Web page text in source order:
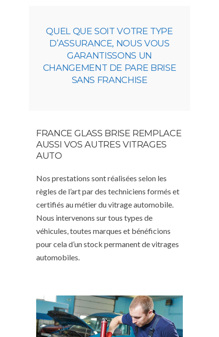
QUEL QUE SOIT VOTRE TYPE
D’ASSURANCE, NOUS VOUS
GARANTISSONS UN
CHANGEMENT DE PARE BRISE
SANS FRANCHISE
FRANCE GLASS BRISE REMPLACE
AUSSI VOS AUTRES VITRAGES
AUTO
Nos prestations sont réalisées selon les
règles de l’art par des techniciens formés et
certifiés au métier du vitrage automobile.
Nous intervenons sur tous types de
véhicules, toutes marques et bénéficions
pour cela d’un stock permanent de vitrages
automobiles.